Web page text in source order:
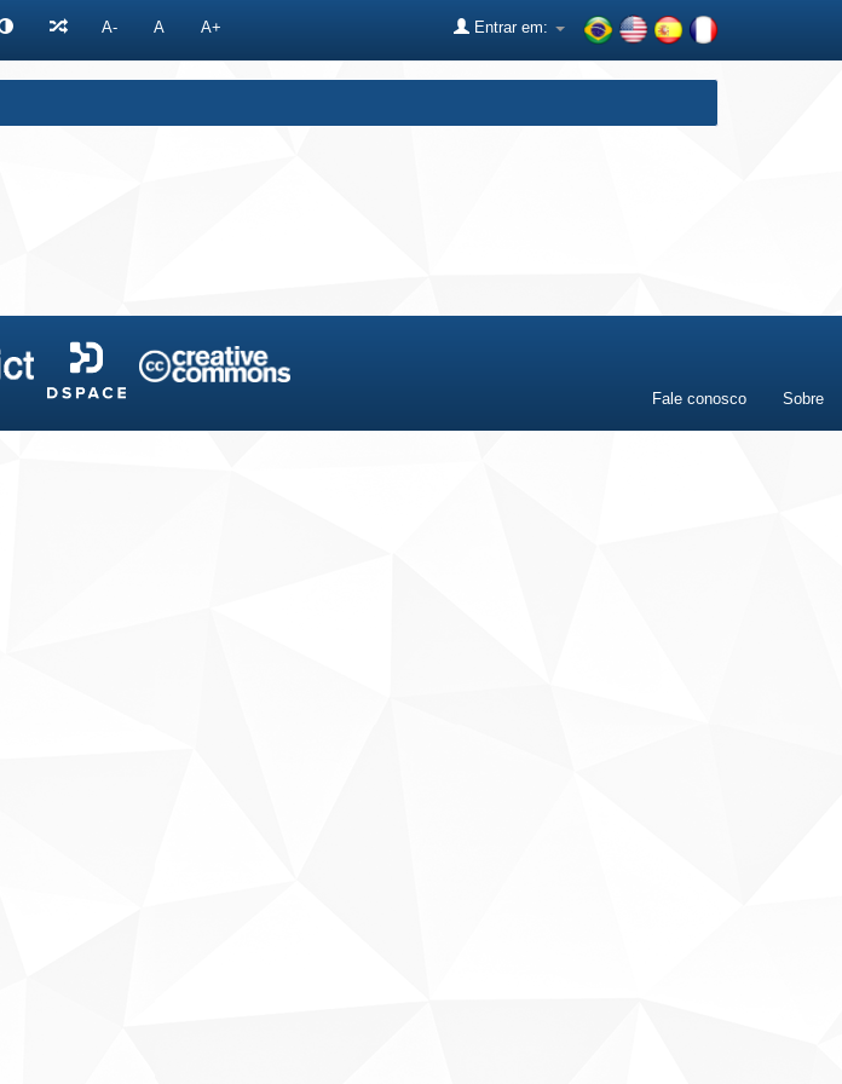
A- A A+ Entrar em:
Fale conosco Sobre